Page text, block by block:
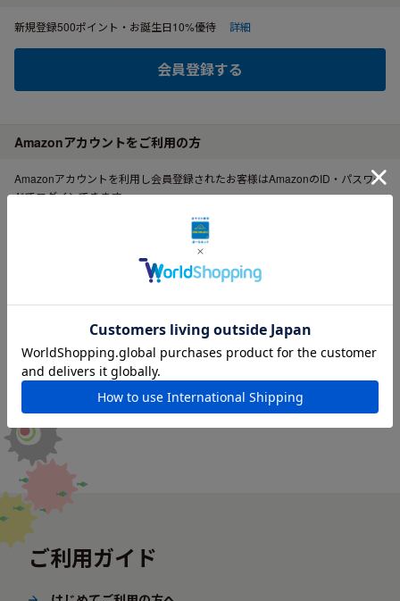
新規登録500ポイント・お誕生日10%優待 詳細
会員登録する
Amazonアカウントをご利用の方
Amazonアカウントを利用し会員登録されたお客様はAmazonのID・パスワー
ドでログインできます。
ご利用ガイド